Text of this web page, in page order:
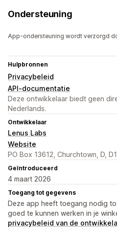
Ondersteuning
App-ondersteuning wordt verzorgd
Hulpbronnen
Privacybeleid
API-documentatie
Deze ontwikkelaar biedt geen
Nederlands.
Ontwikkelaar
Lenus Labs
Website
PO Box 13612, Churchtown, D,
Geïntroduceerd
4 maart 2026
Toegang tot gegevens
Deze app heeft toegang nodig
goed te kunnen werken in je
privacybeleid van de